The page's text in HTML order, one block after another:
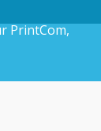
PrintCom,